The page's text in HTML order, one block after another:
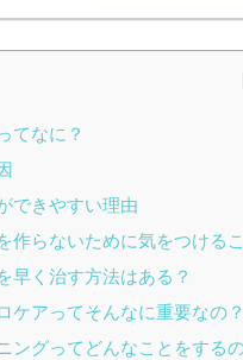
てなに？
できやすい理由
作らないために気をつける
早く治す方法はある？
ケアってそんなに重要なの？
ングってどんなことをする